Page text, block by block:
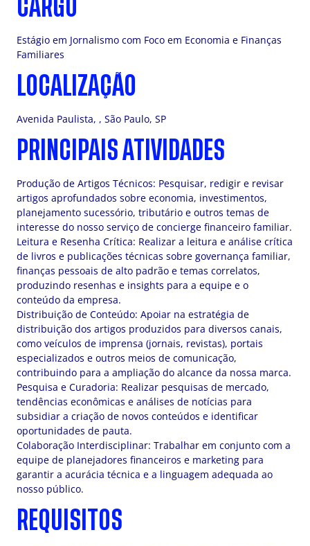
CARGO
Estágio em Jornalismo com Foco em Economia e Finanças
Familiares
LOCALIZAÇÃO
Avenida Paulista, , São Paulo, SP
PRINCIPAIS ATIVIDADES
Produção de Artigos Técnicos: Pesquisar, redigir e revisar
artigos aprofundados sobre economia, investimentos,
planejamento sucessório, tributário e outros temas de
interesse do nosso serviço de concierge financeiro familiar.
Leitura e Resenha Crítica: Realizar a leitura e análise crítica
de livros e publicações técnicas sobre governança familiar,
finanças pessoais de alto padrão e temas correlatos,
produzindo resenhas e insights para a equipe e o
conteúdo da empresa.
Distribuição de Conteúdo: Apoiar na estratégia de
distribuição dos artigos produzidos para diversos canais,
como veículos de imprensa (jornais, revistas), portais
especializados e outros meios de comunicação,
contribuindo para a ampliação do alcance da nossa marca.
Pesquisa e Curadoria: Realizar pesquisas de mercado,
tendências econômicas e análises de notícias para
subsidiar a criação de novos conteúdos e identificar
oportunidades de pauta.
Colaboração Interdisciplinar: Trabalhar em conjunto com a
equipe de planejadores financeiros e marketing para
garantir a acurácia técnica e a linguagem adequada ao
nosso público.
REQUISITOS